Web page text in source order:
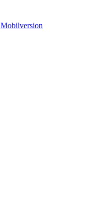
Mobilversion